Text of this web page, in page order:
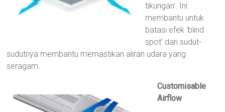
tikungan’. Ini
membantu untuk
batasi efek ‘blind
spot’ dari sudut-
sudutnya membantu memastikan aliran udara yang
seragam.
Customisable
Airflow